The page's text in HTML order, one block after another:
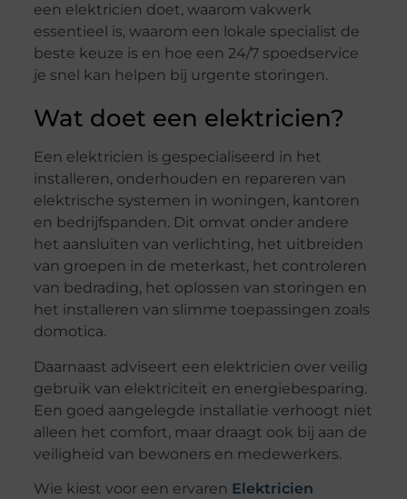
een elektricien doet, waarom vakwerk
essentieel is, waarom een lokale specialist de
beste keuze is en hoe een 24/7 spoedservice
je snel kan helpen bij urgente storingen.
Wat doet een elektricien?
Een elektricien is gespecialiseerd in het
installeren, onderhouden en repareren van
elektrische systemen in woningen, kantoren
en bedrijfspanden. Dit omvat onder andere
het aansluiten van verlichting, het uitbreiden
van groepen in de meterkast, het controleren
van bedrading, het oplossen van storingen en
het installeren van slimme toepassingen zoals
domotica.
Daarnaast adviseert een elektricien over veilig
gebruik van elektriciteit en energiebesparing.
Een goed aangelegde installatie verhoogt niet
alleen het comfort, maar draagt ook bij aan de
veiligheid van bewoners en medewerkers.
Wie kiest voor een ervaren Elektricien